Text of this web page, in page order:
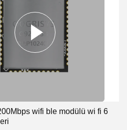
wifi ble modülü wi fi 6